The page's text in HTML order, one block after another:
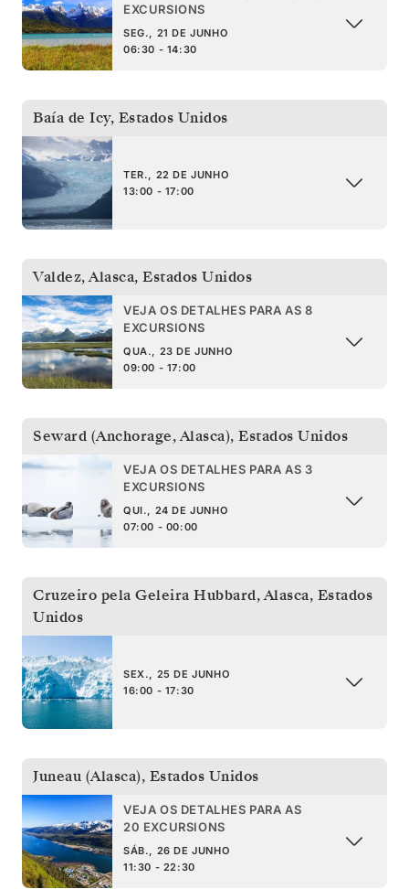
EXCURSIONS
SEG., 21 DE JUNHO
06:30 - 14:30
Baía de Icy, Estados Unidos
TER., 22 DE JUNHO
13:00 - 17:00
Valdez, Alasca, Estados Unidos
VEJA OS DETALHES PARA AS 8
EXCURSIONS
QUA., 23 DE JUNHO
09:00 - 17:00
Seward (Anchorage, Alasca), Estados Unidos
VEJA OS DETALHES PARA AS 3
EXCURSIONS
QUI., 24 DE JUNHO
07:00 - 00:00
Cruzeiro pela Geleira Hubbard, Alasca, Estados
Unidos
SEX., 25 DE JUNHO
16:00 - 17:30
Juneau (Alasca), Estados Unidos
VEJA OS DETALHES PARA AS
20 EXCURSIONS
SÁB., 26 DE JUNHO
11:30 - 22:30